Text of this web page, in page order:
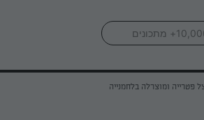
פטרייה ומוצרלה בלחמנייה